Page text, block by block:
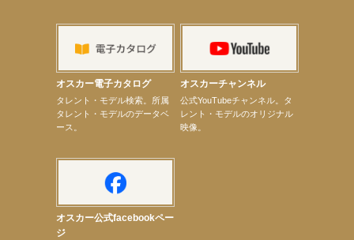
【elfin’】【辻美優】8月28日（金）「辻美優(elfin’)グレイテスト・ショー」に出演決定！
【elfin’】9月27日（日）「Beauty Voice Theater Reboot Vol.3」開催決定！
【本田紗来】「Ray」9月号発売中！
【宇垣美里】「マンガ【推しの子】展‐星のキセキ‐」オープニングイベント
オスカー電子カタログ
タレント・モデル検索。所属
タレント・モデルのデータベ
ース。
オスカーチャンネル
公式YouTubeチャンネル。タ
レント・モデルのオリジナル
映像。
オスカー公式facebookペー
ジ